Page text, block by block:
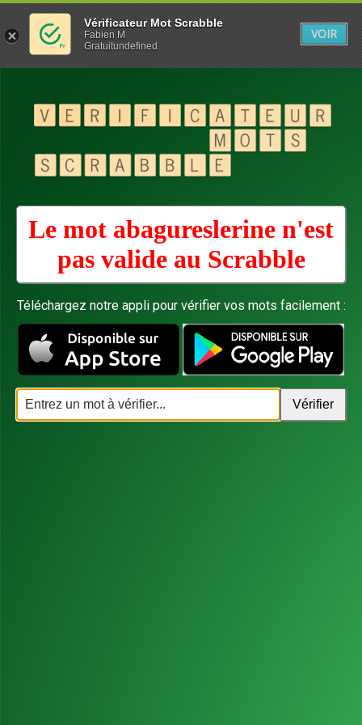
Le mot abagureslerine n'est
pas valide au Scrabble
Téléchargez notre appli pour vérifier vos mots facilement :
Vérificateur Mot Scrabble
Fabien M
Gratuitundefined
VOIR